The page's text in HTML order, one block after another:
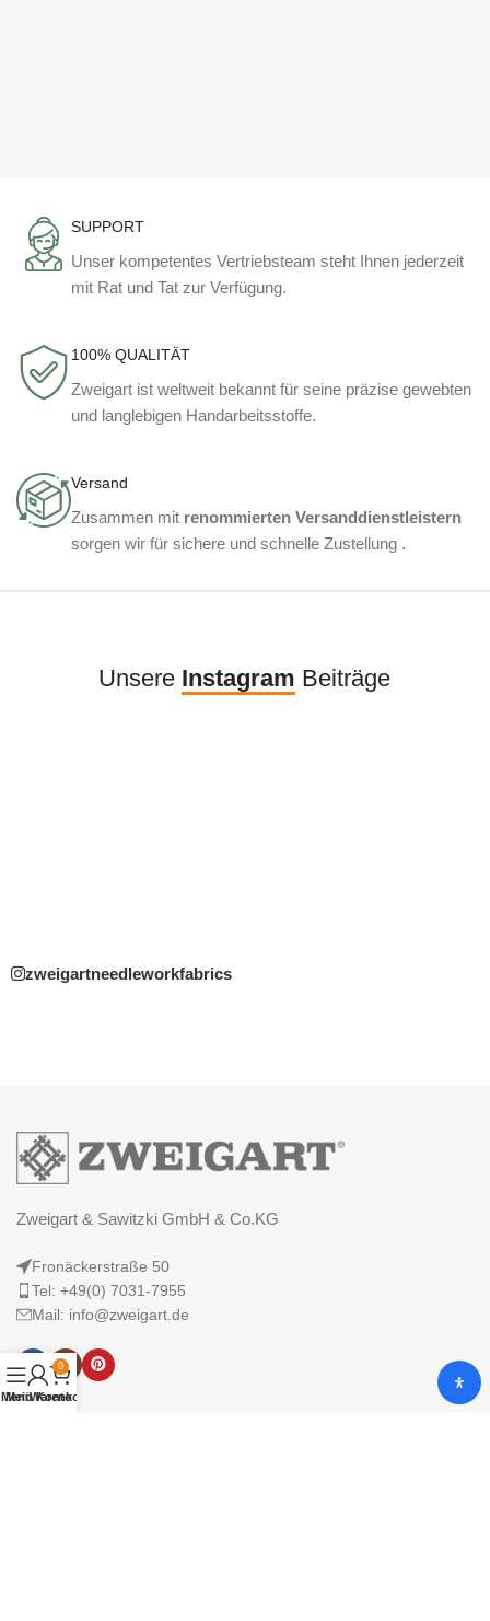
SUPPORT
Unser kompetentes Vertriebsteam steht Ihnen jederzeit
mit Rat und Tat zur Verfügung.
100% QUALITÄT
Zweigart ist weltweit bekannt für seine präzise gewebten
und langlebigen Handarbeitsstoffe.
Versand
Zusammen mit renommierten Versanddienstleistern
sorgen wir für sichere und schnelle Zustellung .
Unsere Instagram Beiträge
zweigartneedleworkfabrics
Zweigart & Sawitzki GmbH & Co.KG
Fronäckerstraße 50
Tel: +49(0) 7031-7955
Mail: info@zweigart.de
Menü
Mein Konto
0
Warenkorb